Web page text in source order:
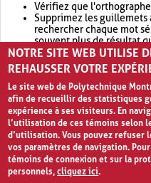
Vérifiez que
Supprimez les guillemets
rechercher chaque mot
souvent plus de résultat
Envisagez d'élargir votre
retournera souvent plus
NOTRE SITE WEB UTILISE
REHAUSSER VOTRE
Le site web de Polytechnique
afin de recueillir des statistiques
expérience à ses visiteurs. En
l’utilisation de ces témoins selon
d’utilisation. Vous pouvez refuser
vos paramètres de navigation.
témoins de connexion et sur la
personnels,cliquez ici.